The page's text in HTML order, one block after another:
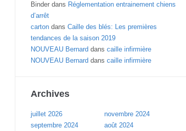
Binder dans Réglementation entrainement chiens
d’arrêt
carton dans Caille des blés: Les premières
tendances de la saison 2019
NOUVEAU Bernard dans caille infirmière
NOUVEAU Bernard dans caille infirmière
Archives
juillet 2026
novembre 2024
septembre 2024
août 2024